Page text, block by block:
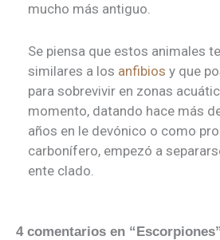
mucho más antiguo.
Se piensa que estos animales
similares a los anfibios y que
para sobrevivir en zonas
momento, datando hace más
años en le devónico o como
carbonífero, empezó a
ente clado.
4 comentarios en